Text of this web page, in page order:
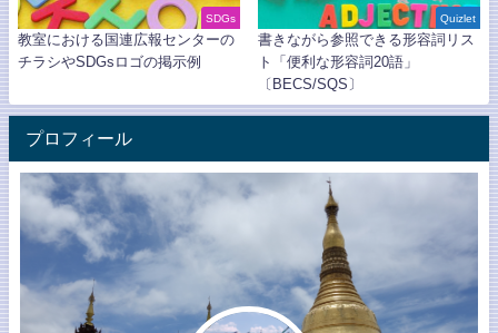
SDGs
教室における国連広報センターの
チラシやSDGsロゴの掲示例
Quizlet
書きながら参照できる形容詞リス
ト「便利な形容詞20語」
〔BECS/SQS〕
プロフィール